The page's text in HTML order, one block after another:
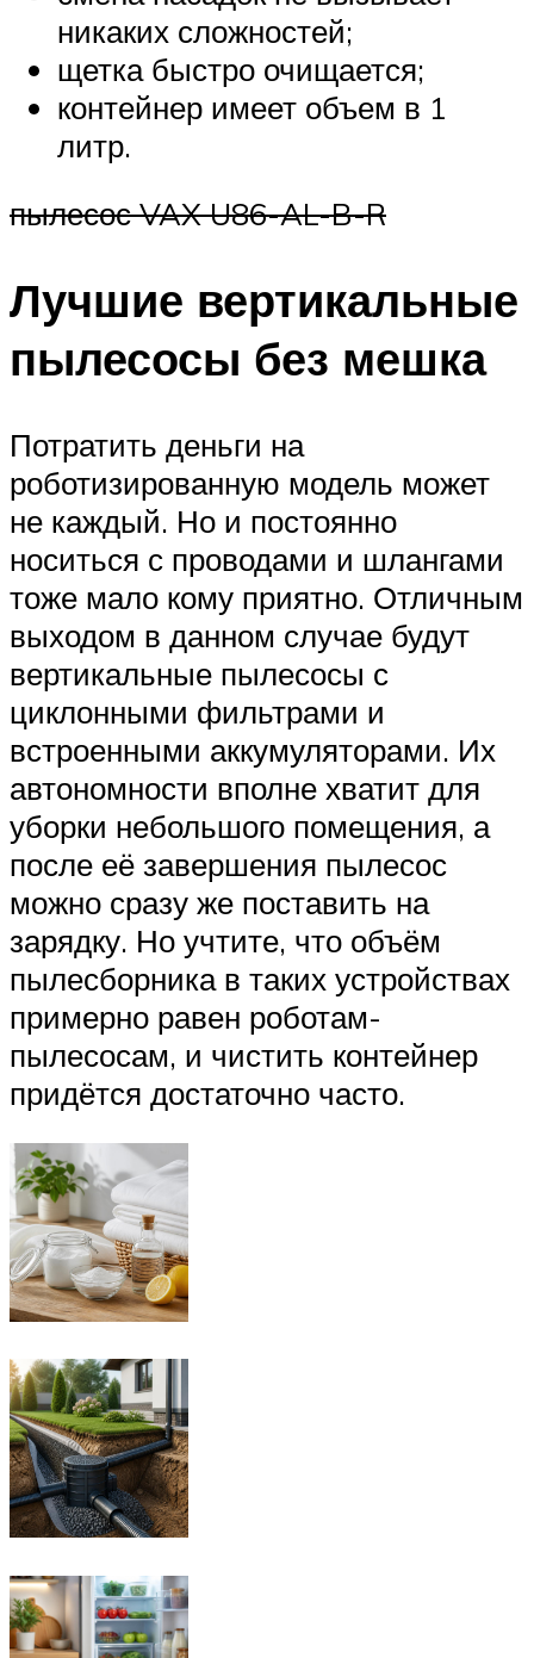
никаких сложностей;
щетка быстро очищается;
контейнер имеет объем в 1
литр.
пылесос VAX U86-AL-B-R
Лучшие вертикальные
пылесосы без мешка
Потратить деньги на
роботизированную модель может
не каждый. Но и постоянно
носиться с проводами и шлангами
тоже мало кому приятно. Отличным
выходом в данном случае будут
вертикальные пылесосы с
циклонными фильтрами и
встроенными аккумуляторами. Их
автономности вполне хватит для
уборки небольшого помещения, а
после её завершения пылесос
можно сразу же поставить на
зарядку. Но учтите, что объём
пылесборника в таких устройствах
примерно равен роботам-
пылесосам, и чистить контейнер
придётся достаточно часто.